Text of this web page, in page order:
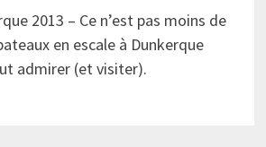
2013 – Ce n’est pas moins de
en escale à Dunkerque
admirer (et visiter).